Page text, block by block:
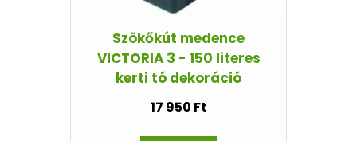
Szökőkút medence
VICTORIA 3 - 150 literes
kerti tó dekoráció
17 950 Ft